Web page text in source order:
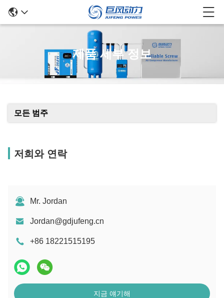
제품 세부 정보
모든 범주
저희와 연락
Mr. Jordan
Jordan@gdjufeng.cn
+86 18221515195
지금 얘기해